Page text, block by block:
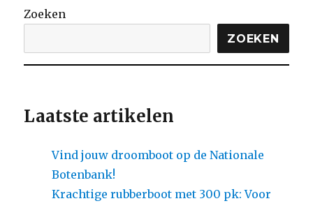
Zoeken
ZOEKEN
Laatste artikelen
Vind jouw droomboot op de Nationale
Botenbank!
Krachtige rubberboot met 300 pk: Voor